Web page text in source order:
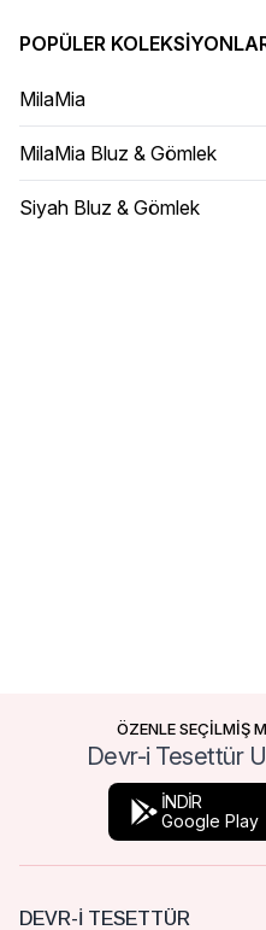
POPÜLER
MilaMia
MilaMia Bluz & Gömlek
Siyah Bluz & Gömlek
ÖZENLE SEÇİLMİŞ
Devr-i Tesettür
İNDİR
Google Play
DEVR-I TESETTÜR